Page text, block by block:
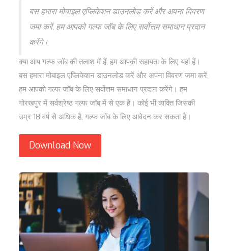
बस हमारा मोबाइल एप्लिकेशन डाउनलोड करें और अपना विवरण
जमा करें, हम आपको गल्फ जॉब के लिए सर्वोत्तम समाधान प्रदान
करेंगे।
क्या आप गल्फ जॉब की तलाश में हैं, हम आपकी सहायता के लिए यहां हैं।
बस हमारा मोबाइल एप्लिकेशन डाउनलोड करें और अपना विवरण जमा करें,
हम आपको गल्फ जॉब के लिए सर्वोत्तम समाधान प्रदान करेंगे। हम
गोरखपुर में सर्वश्रेष्ठ गल्फ जॉब में से एक हैं। कोई भी व्यक्ति जिसकी
उम्र 18 वर्ष से अधिक है, गल्फ जॉब के लिए आवेदन कर सकता है।
Download Now